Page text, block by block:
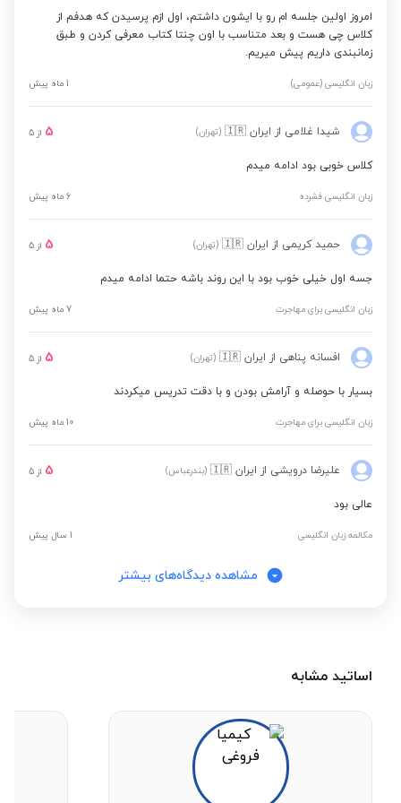
امروز اولین جلسه ام رو با ایشون داشتم، اول ازم پرسیدن که هدفم از
کلاس چی هست و بعد متناسب با اون چنتا کتاب معرفی کردن و طبق
زمانبندی داریم پیش میریم.
زبان انگلیسی (عمومی) 1 ماه پیش
شیدا غلامی از ایران 🇮🇷 (تهران) 5 از 5
کلاس خوبی بود ادامه میدم
زبان انگلیسی فشرده 6 ماه پیش
حمید کریمی از ایران 🇮🇷 (تهران) 5 از 5
جسه اول خیلی خوب بود با این روند باشه حتما ادامه میدم
زبان انگلیسی برای مهاجرت 7 ماه پیش
افسانه پناهی از ایران 🇮🇷 (تهران) 5 از 5
بسیار با حوصله و آرامش بودن و با دقت تدریس میکردند
زبان انگلیسی برای مهاجرت 10 ماه پیش
علیرضا درویشی از ایران 🇮🇷 (بندرعباس) 5 از 5
عالی بود
مکالمه زبان انگلیسی 1 سال پیش
مشاهده دیدگاه‌های بیشتر
اساتید مشابه